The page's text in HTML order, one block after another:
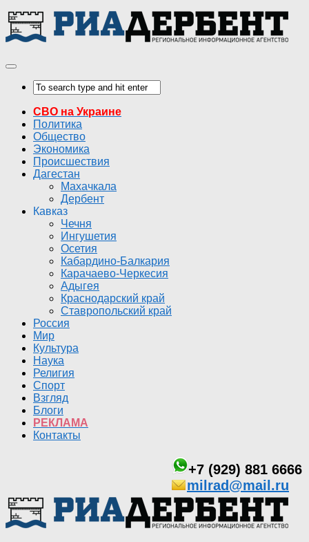
СВО на Украине
Политика
Общество
Экономика
Происшествия
Дагестан
Махачкала
Дербент
Кавказ
Чечня
Ингушетия
Осетия
Кабардино-Балкария
Карачаево-Черкесия
Адыгея
Краснодарский край
Ставропольский край
Россия
Мир
Культура
Наука
Религия
Спорт
Взгляд
Блоги
РЕКЛАМА
Контакты
+7 (929) 881 6666
milrad@mail.ru